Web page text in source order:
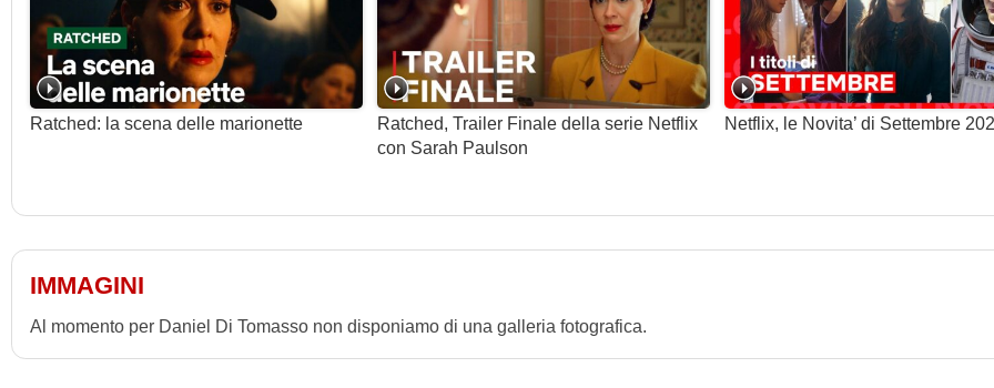
Ratched: la scena delle marionette
Ratched, Trailer Finale della serie Netflix
con Sarah Paulson
Netflix, le Novita’ di Settembre
IMMAGINI
Al momento per Daniel Di Tomasso non disponiamo di una galleria fotografica.